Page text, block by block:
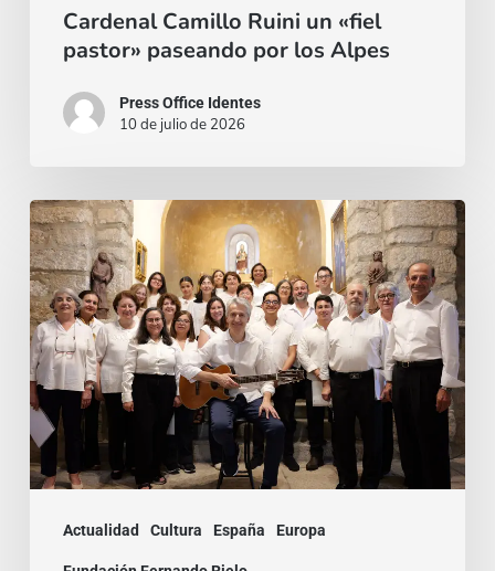
Cardenal Camillo Ruini un «fiel
pastor» paseando por los Alpes
Press Office Identes
10 de julio de 2026
Actualidad Cultura España Europa
La
voz
que
une:
nace
la
Coral
Fernando